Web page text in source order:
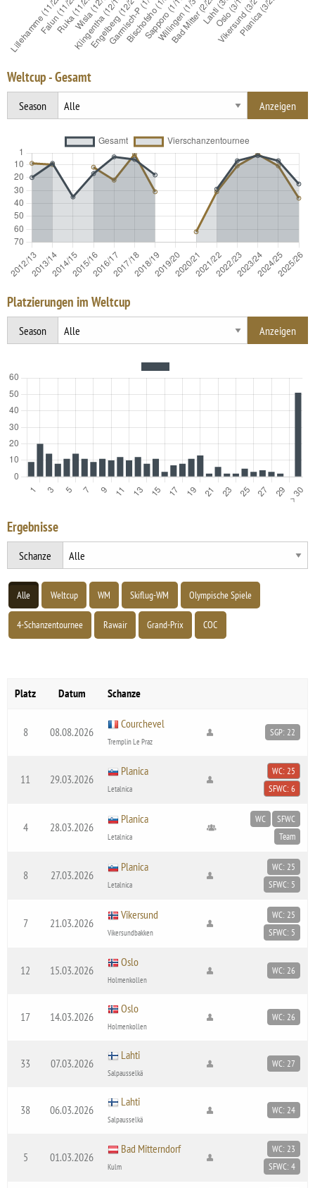
Weltcup - Gesamt
Season
Platzierungen im Weltcup
Season
Ergebnisse
Schanze
Alle Weltcup WM Skiflug-WM Olympische Spiele
4-Schanzentournee Rawair Grand-Prix COC
Platz Datum Schanze
8 08.08.2026
Courchevel
Tremplin Le Praz
SGP: 22
11 29.03.2026
Planica
Letalnica
WC: 25
SFWC: 6
4 28.03.2026
Planica
Letalnica
WC
SFWC
Team
8 27.03.2026
Planica
Letalnica
WC: 25
SFWC: 5
7 21.03.2026
Vikersund
Vikersundbakken
WC: 25
SFWC: 5
12 15.03.2026
Oslo
Holmenkollen
WC: 26
17 14.03.2026
Oslo
Holmenkollen
WC: 26
33 07.03.2026
Lahti
Salpausselkä
WC: 27
38 06.03.2026
Lahti
Salpausselkä
WC: 24
5 01.03.2026
Bad Mitterndorf
Kulm
WC: 23
SFWC: 4